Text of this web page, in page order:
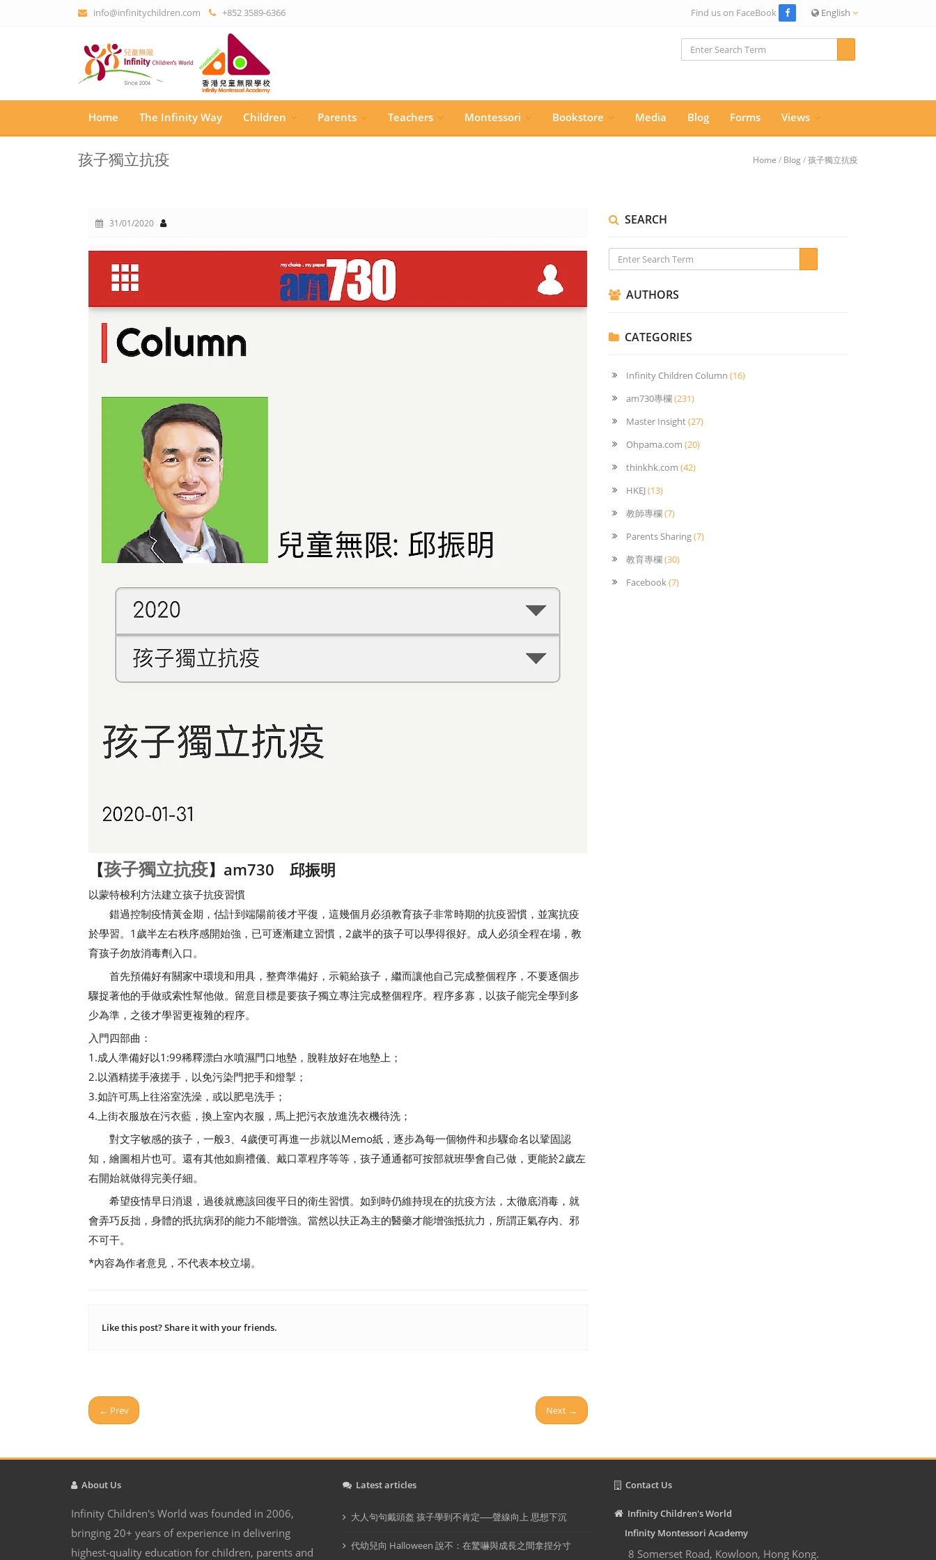
info@infinitychildren.com +852 3589-6366 English
Find us on FaceBook
Home The Infinity Way Children Parents Teachers Montessori Bookstore Media Blog Forms Views
孩子獨立抗疫 Home / Blog /孩子獨立抗疫
31/01/2020
【孩子獨立抗疫】am730 邱振明
以蒙特梭利方法建立孩子抗疫習慣
錯過控制疫情黃金期，估計到端陽前後才平復，這幾個月必須教育孩子非常時期的抗疫習慣，並寓抗疫
於學習。1歲半左右秩序感開始強，已可逐漸建立習慣，2歲半的孩子可以學得很好。成人必須全程在場，教
育孩子勿放消毒劑入口。
首先預備好有關家中環境和用具，整齊準備好，示範給孩子，繼而讓他自己完成整個程序，不要逐個步
驟捉著他的手做或索性幫他做。留意目標是要孩子獨立專注完成整個程序。程序多寡，以孩子能完全學到多
少為準，之後才學習更複雜的程序。
入門四部曲：
1.成人準備好以1:99稀釋漂白水噴濕門口地墊，脫鞋放好在地墊上；
2.以酒精搓手液搓手，以免污染門把手和燈掣；
3.如許可馬上往浴室洗澡，或以肥皂洗手；
4.上街衣服放在污衣藍，換上室內衣服，馬上把污衣放進洗衣機待洗；
對文字敏感的孩子，一般3、4歲便可再進一步就以Memo紙，逐步為每一個物件和步驟命名以鞏固認
知，繪圖相片也可。還有其他如廁禮儀、戴口罩程序等等，孩子通通都可按部就班學會自己做，更能於2歲左
右開始就做得完美仔細。
希望疫情早日消退，過後就應該回復平日的衛生習慣。如到時仍維持現在的抗疫方法，太徹底消毒，就
會弄巧反拙，身體的扺抗病邪的能力不能增強。當然以扶正為主的醫藥才能增強抵抗力，所謂正氣存內、邪
不可干。
*內容為作者意見，不代表本校立場。
Like this post? Share it with your friends.
← Prev Next →
SEARCH
AUTHORS
CATEGORIES
Infinity Children Column (16)
am730專欄(231)
Master Insight(27)
Ohpama.com (20)
thinkhk.com (42)
HKEJ(13)
教師專欄(7)
Parents Sharing(7)
教育專欄(30)
Facebook(7)
About Us
Infinity Children's World was founded in 2006,
bringing 20+ years of experience in delivering
highest-quality education for children, parents and
Latest articles
大人句句戴頭盔 孩子學到不肯定──聲線向上 思想下沉
代幼兒向 Halloween 說不：在驚嚇與成長之間拿捏分寸
Contact Us
Infinity Children's World
Infinity Montessori Academy
8 Somerset Road, Kowloon, Hong Kong.